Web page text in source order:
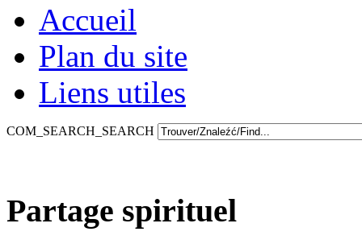
Accueil
Plan du site
Liens utiles
COM_SEARCH_SEARCH
Partage spirituel